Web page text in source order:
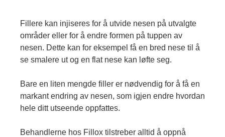
Fillere kan injiseres for å utvide nesen på utvalgte
områder eller for å endre formen på tuppen av
nesen. Dette kan for eksempel få en bred nese til å
se smalere ut og en flat nese kan løfte seg.
Bare en liten mengde filler er nødvendig for å få en
markant endring av nesen, som igjen endre hvordan
hele ditt utseende oppfattes.
Behandlerne hos Fillox tilstreber alltid å oppnå